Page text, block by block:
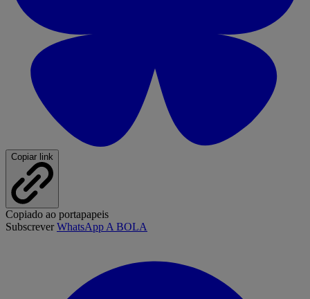
Copiar link
Copiado ao portapapeis
SubscreverWhatsApp A BOLA